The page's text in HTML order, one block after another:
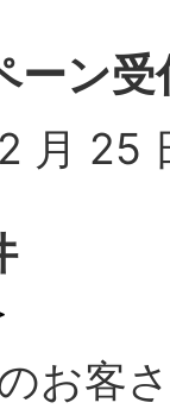
ン受
月 25
お客